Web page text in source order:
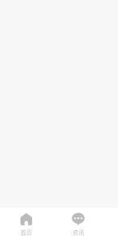
首页 资讯